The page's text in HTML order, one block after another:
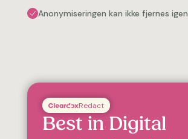
Anonymiseringen kan ikke fjernes igen
Redact
Best in Digital